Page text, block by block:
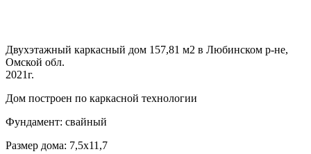
Двухэтажный каркасный дом 157,81 м2 в Любинском р-не,
Омской обл.
2021г.
Дом построен по каркасной технологии
Фундамент: свайный
Размер дома: 7,5х11,7